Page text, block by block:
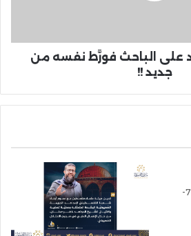
على الباحث فورَّط نفسه من
جديد !!
الأحد 19 شوال 1437هـ 24-7-